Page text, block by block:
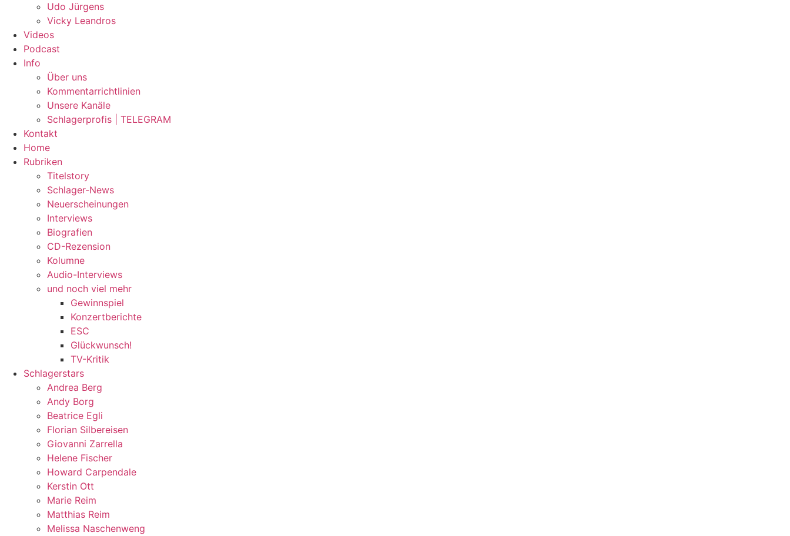
Udo Jürgens
Vicky Leandros
Videos
Podcast
Info
Über uns
Kommentarrichtlinien
Unsere Kanäle
Schlagerprofis | TELEGRAM
Kontakt
Home
Rubriken
Titelstory
Schlager-News
Neuerscheinungen
Interviews
Biografien
CD-Rezension
Kolumne
Audio-Interviews
und noch viel mehr
Gewinnspiel
Konzertberichte
ESC
Glückwunsch!
TV-Kritik
Schlagerstars
Andrea Berg
Andy Borg
Beatrice Egli
Florian Silbereisen
Giovanni Zarrella
Helene Fischer
Howard Carpendale
Kerstin Ott
Marie Reim
Matthias Reim
Melissa Naschenweng